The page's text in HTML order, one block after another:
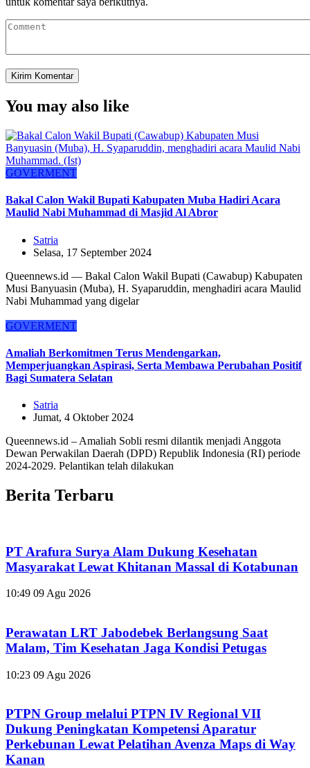
You may also like
GOVERMENT
Bakal Calon Wakil Bupati Kabupaten Muba Hadiri Acara
Maulid Nabi Muhammad di Masjid Al Abror
Satria
Selasa, 17 September 2024
Queennews.id — Bakal Calon Wakil Bupati (Cawabup) Kabupaten
Musi Banyuasin (Muba), H. Syaparuddin, menghadiri acara Maulid
Nabi Muhammad yang digelar
GOVERMENT
Amaliah Berkomitmen Terus Mendengarkan,
Memperjuangkan Aspirasi, Serta Membawa Perubahan Positif
Bagi Sumatera Selatan
Satria
Jumat, 4 Oktober 2024
Queennews.id – Amaliah Sobli resmi dilantik menjadi Anggota
Dewan Perwakilan Daerah (DPD) Republik Indonesia (RI) periode
2024-2029. Pelantikan telah dilakukan
Berita Terbaru
PT Arafura Surya Alam Dukung Kesehatan
Masyarakat Lewat Khitanan Massal di Kotabunan
10:49 09 Agu 2026
Perawatan LRT Jabodebek Berlangsung Saat
Malam, Tim Kesehatan Jaga Kondisi Petugas
10:23 09 Agu 2026
PTPN Group melalui PTPN IV Regional VII
Dukung Peningkatan Kompetensi Aparatur
Perkebunan Lewat Pelatihan Avenza Maps di Way
Kanan